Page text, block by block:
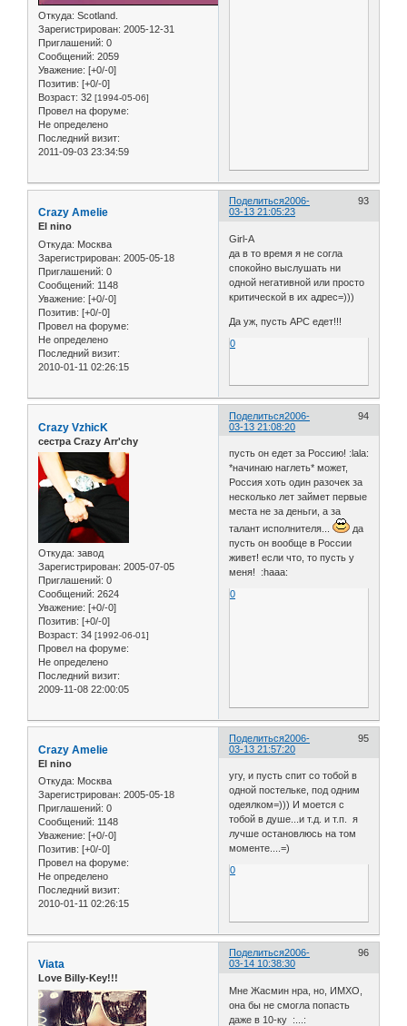
Откуда: Scotland.
Зарегистрирован: 2005-12-31
Приглашений: 0
Сообщений: 2059
Уважение: [+0/-0]
Позитив: [+0/-0]
Возраст: 32 [1994-05-06]
Провел на форуме:
Не определено
Последний визит:
2011-09-03 23:34:59
Поделиться 93
2006-
03-13 21:05:23
Crazy Amelie
El nino
Откуда: Москва
Зарегистрирован: 2005-05-18
Приглашений: 0
Сообщений: 1148
Уважение: [+0/-0]
Позитив: [+0/-0]
Провел на форуме:
Не определено
Последний визит:
2010-01-11 02:26:15
Girl-A
да в то время я не согла
спокойно выслушать ни
одной негативной или просто
критической в их адрес=)))
Да уж, пусть АРС едет!!!
0
Поделиться 94
2006-
03-13 21:08:20
Crazy VzhicK
сестра Crazy Arr'chy
Откуда: завод
Зарегистрирован: 2005-07-05
Приглашений: 0
Сообщений: 2624
Уважение: [+0/-0]
Позитив: [+0/-0]
Возраст: 34 [1992-06-01]
Провел на форуме:
Не определено
Последний визит:
2009-11-08 22:00:05
пусть он едет за Россию! :lala:
*начинаю наглеть* может,
Россия хоть один разочек за
несколько лет займет первые
места не за деньги, а за
талант исполнителя...
да
пусть он вообще в России
живет! если что, то пусть у
меня! :haaa:
0
Поделиться 95
2006-
03-13 21:57:20
Crazy Amelie
El nino
Откуда: Москва
Зарегистрирован: 2005-05-18
Приглашений: 0
Сообщений: 1148
Уважение: [+0/-0]
Позитив: [+0/-0]
Провел на форуме:
Не определено
Последний визит:
2010-01-11 02:26:15
угу, и пусть спит со тобой в
одной постельке, под одним
одеялком=))) И моется с
тобой в душе...и т.д. и т.п. я
лучше остановлюсь на том
моменте....=)
0
Поделиться 96
2006-
03-14 10:38:30
Viata
Love Billy-Key!!!
Мне Жасмин нра, но, ИМХО,
она бы не смогла попасть
даже в 10-ку :...: